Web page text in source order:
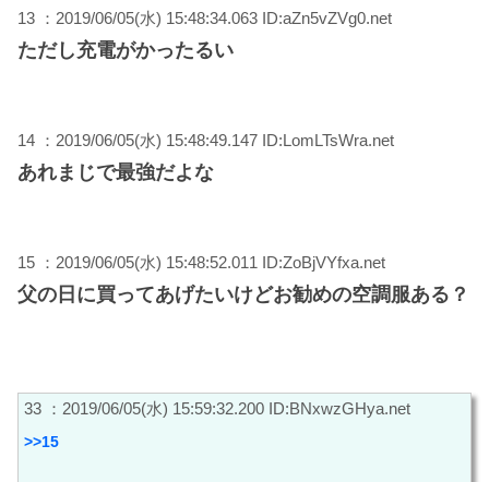
13 ：2019/06/05(水) 15:48:34.063 ID:aZn5vZVg0.net
ただし充電がかったるい
14 ：2019/06/05(水) 15:48:49.147 ID:LomLTsWra.net
あれまじで最強だよな
15 ：2019/06/05(水) 15:48:52.011 ID:ZoBjVYfxa.net
父の日に買ってあげたいけどお勧めの空調服ある？
33 ：2019/06/05(水) 15:59:32.200 ID:BNxwzGHya.net
>>15